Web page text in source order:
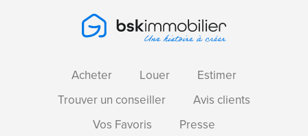
Acheter Louer
Estimer
Trouver un conseiller
Avis clients
Vos Favoris
Presse
Blah blah blah Cookie
Bon ok, ces cookies ne sont ni sucrés, ni